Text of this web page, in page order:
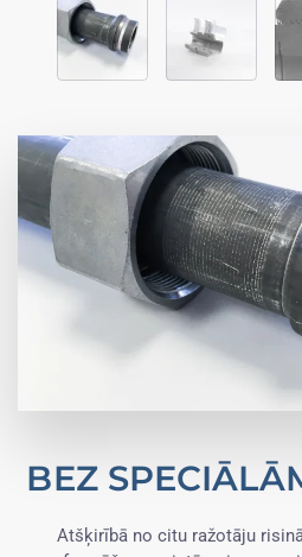
BEZ
Atšķirībā no citu ražotāju